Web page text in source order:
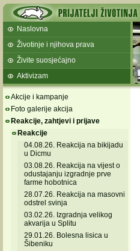
Naslovna
Životinje i njihova prava
Živite suosjećajno
Aktivizam
Akcije i kampanje
Foto galerije akcija
Reakcije, zahtjevi i prijave
Reakcije
04.08.26. Reakcija na bikijadu
u Dicmu
03.08.26. Reakcija na vijest o
odustajanju izgradnje prve
farme hobotnica
28.07.26. Reakcija na masovni
odstrel svinja
03.02.26. Izgradnja velikog
akvarija u Splitu
29.01.26. Bolesna lisica u
Šibeniku